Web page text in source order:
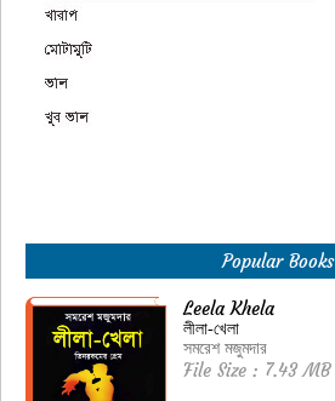
Popular Books
Leela Khela
লীলা-খেলা
সমরেশ মজুমদার
File Size : 7.43 MB